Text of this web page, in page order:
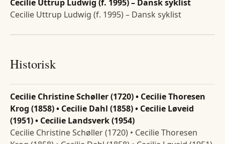
Cecilie Uttrup Ludwig (f. 1995) – Dansk syklist
Cecilie Uttrup Ludwig (f. 1995) – Dansk syklist
Historisk
Cecilie Christine Schøller (1720) • Cecilie Thoresen
Krog (1858) • Cecilie Dahl (1858) • Cecilie Løveid
(1951) • Cecilie Landsverk (1954)
Cecilie Christine Schøller (1720) • Cecilie Thoresen